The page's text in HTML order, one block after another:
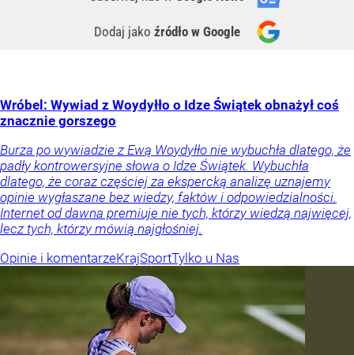
Dodaj jako źródło w Google
Wróbel: Wywiad z Woydyłło o Idze Świątek obnażył coś
znacznie gorszego
Burza po wywiadzie z Ewą Woydyłło nie wybuchła dlatego, że
padły kontrowersyjne słowa o Idze Świątek. Wybuchła
dlatego, że coraz częściej za ekspercką analizę uznajemy
opinie wygłaszane bez wiedzy, faktów i odpowiedzialności.
Internet od dawna premiuje nie tych, którzy wiedzą najwięcej,
lecz tych, którzy mówią najgłośniej.
Opinie i komentarzeKrajSportTylko u Nas